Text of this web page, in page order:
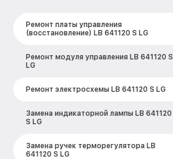
Ремонт платы управления
(восстановление) LB 641120 S LG
Ремонт модуля управления LB 641120 S
LG
Ремонт электросхемы LB 641120 S LG
Замена индикаторной лампы LB 641120
S LG
Замена ручек терморегулятора LB
641120 S LG